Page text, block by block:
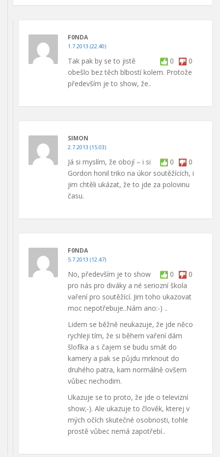
F0NDA
1.7.2013 (22.40)
0 0
Tak pak by se to jistě
obešlo bez těch blbostí kolem. Protože
především je to show, že..
SIMON
2.7.2013 (15.03)
0 0
Já si myslím, že obojí – i si
Gordon honil triko na úkor soutěžících, i
jim chtěli ukázat, že to jde za polovinu
času.
F0NDA
5.7.2013 (12.47)
0 0
No, především je to show
pro nás pro diváky a né seriozní škola
vaření pro soutěžící. Jim toho ukazovat
moc nepotřebuje..Nám ano:-) ..
Lidem se běžně neukazuje, že jde něco
rychleji tím, že si během vaření dám
šlofíka a s čajem se budu smát do
kamery a pak se půjdu mrknout do
druhého patra, kam normálně ovšem
vůbec nechodim.
Ukazuje se to proto, že jde o televizní
show;-). Ale ukazuje to člověk, kterej v
mých očích skutečné osobnosti, tohle
prostě vůbec nemá zapotřebí..